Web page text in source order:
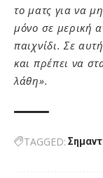
το ματς για να
μόνο σε μερική
παιχνίδι. Σε
και πρέπει να
λάθη».
TAGGED: